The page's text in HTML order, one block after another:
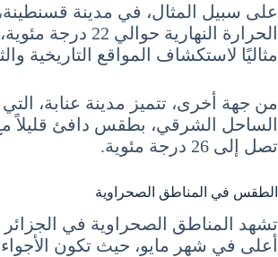
على سبيل المثال، في مدينة
الحرارة النهارية
مثاليًا لاستكشاف المواقع التاريخية
من جهة أخرى، تتميز مدينة عنابة،
الساحل الشرقي، بطقس دافئ قليلاً
تصل إلى 26 درجة مئوية.
الطقس في المناطق الصحراوية
تشهد المناطق الصحراوية في
أعلى في شهر مايو، حيث تكون